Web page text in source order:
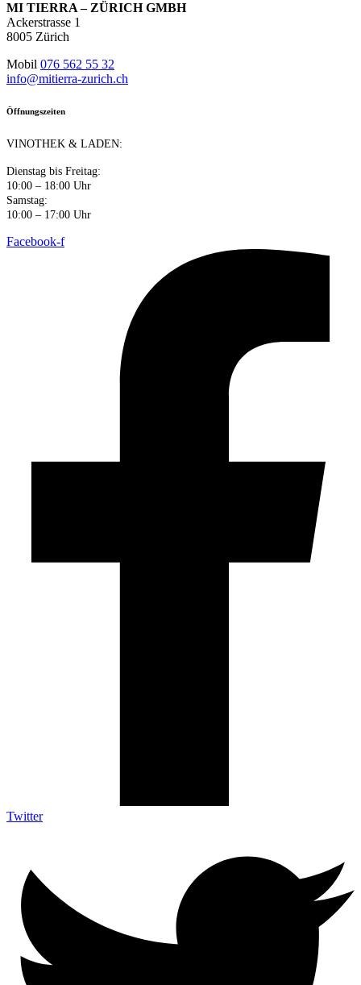
MI TIERRA – ZÜRICH GMBH
Ackerstrasse 1
8005 Zürich
Mobil 076 562 55 32
info@mitierra-zurich.ch
Öffnungszeiten
VINOTHEK & LADEN:
Dienstag bis Freitag:
10:00 – 18:00 Uhr
Samstag:
10:00 – 17:00 Uhr
Facebook-f
Twitter